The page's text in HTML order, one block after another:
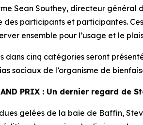
Sean Southey, directeur général
des participants et participantes.
ensemble pour l’usage et le
dans cinq catégories seront
sociaux de l’organisme de
PRIX : Un dernier regard de
gelées de la baie de Baffin,